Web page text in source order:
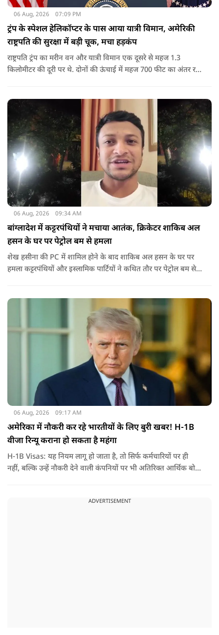
06 Aug, 2026 07:09 PM
ट्रंप के स्पेशल हेलिकॉप्टर के पास आया यात्री विमान, अमेरिकी
राष्ट्रपति की सुरक्षा में बड़ी चूक, मचा हड़कंप
राष्ट्रपति ट्रंप का मरीन वन और यात्री विमान एक दूसरे से महज 1.3
किलोमीटर की दूरी पर थे. दोनों की ऊंचाई में महज 700 फीट का अंतर रह
06 Aug, 2026 09:34 AM
बांग्लादेश में कट्टरपंथियों ने मचाया आतंक, क्रिकेटर शाकिब अल
हसन के घर पर पेट्रोल बम से हमला
शेख हसीना की PC में शामिल होने के बाद शाकिब अल हसन के घर पर
हमला कट्टरपंथियों और इस्लामिक पार्टियों ने कथित तौर पर पेट्रोल बम से
जरिए संबोधन दिया था.
06 Aug, 2026 09:17 AM
अमेरिका में नौकरी कर रहे भारतीयों के लिए बुरी खबर! H-1B
वीजा रिन्यू कराना हो सकता है महंगा
H-1B Visas: यह नियम लागू हो जाता है, तो सिर्फ कर्मचारियों पर ही
नहीं, बल्कि उन्हें नौकरी देने वाली कंपनियों पर भी अतिरिक्त आर्थिक बोझ
वीजा का समय-समय पर नवीनीकरण कराते हैं.
ADVERTISEMENT